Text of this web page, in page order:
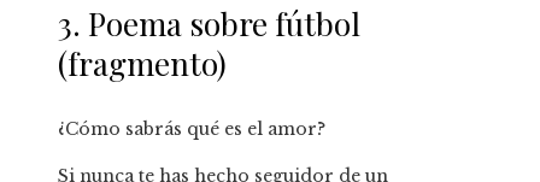
3. Poema sobre fútbol
(fragmento)
¿Cómo sabrás qué es el amor?
Si nunca te has hecho seguidor de un